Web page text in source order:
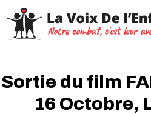
Sortie du film
16 Octobre,